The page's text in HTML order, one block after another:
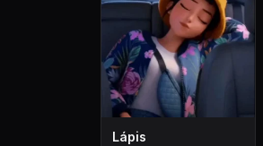
Lápis